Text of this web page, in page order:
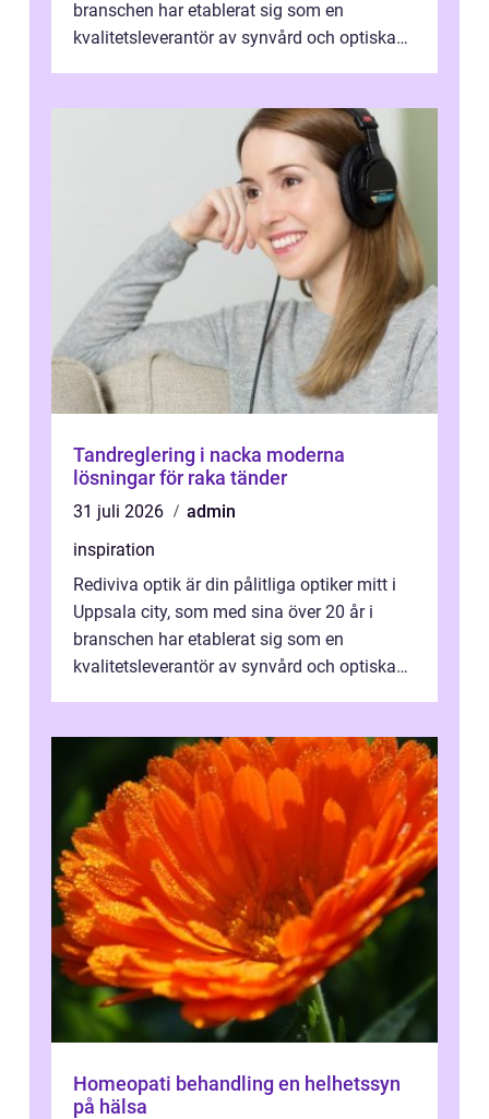
branschen har etablerat sig som en
kvalitetsleverantör av synvård och optiska
Tandreglering i nacka moderna
lösningar för raka tänder
31 juli 2026
admin
inspiration
Rediviva optik är din pålitliga optiker mitt i
Uppsala city, som med sina över 20 år i
branschen har etablerat sig som en
kvalitetsleverantör av synvård och optiska
Homeopati behandling en helhetssyn
på hälsa